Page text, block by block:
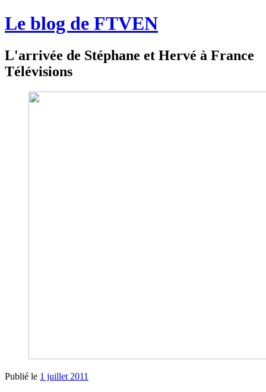
Le blog de FTVEN
L'arrivée de Stéphane et Hervé à France
Télévisions
Publié le 1 juillet 2011